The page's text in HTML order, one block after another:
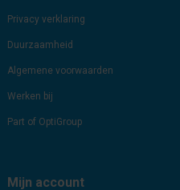
Privacy verklaring
Duurzaamheid
Algemene voorwaarden
Werken bij
Part of OptiGroup
Mijn account